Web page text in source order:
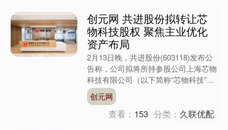
创元网 共进股份拟转让芯
物科技股权 聚焦主业优化
资产布局
2月13日晚，共进股份(603118)发布公
告称，公司拟将所持参股公司上海芯物
科技有限公司（以下简称“芯物科技”）
21.8340%股权，转让予上海芯珵科技
合伙企....
创元网
查看： 153 分类： 久联优配